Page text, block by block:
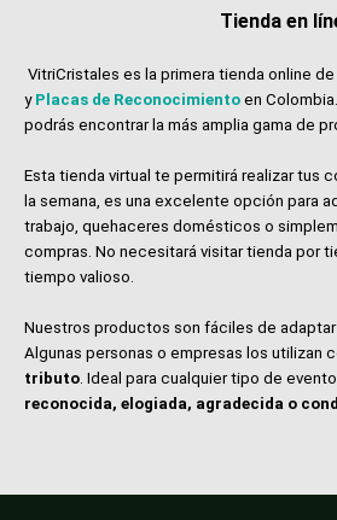
Tienda en
VitriCristales es la primera tienda online de
y Placas de Reconocimiento en
podrás encontrar la más amplia gama de
Esta tienda virtual te permitirá realizar tus
la semana, es una excelente opción para
trabajo, quehaceres domésticos o
compras. No necesitará visitar tienda por
tiempo valioso.
Nuestros productos son fáciles de
Algunas personas o empresas los utilizan
tributo . Ideal para cualquier tipo de
reconocida, elogiada, agradecida o